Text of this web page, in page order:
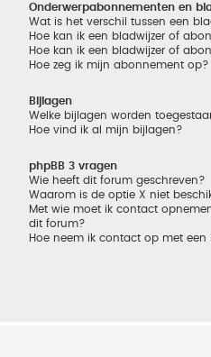
Onderwerpabonnementen en
Wat is het verschil tussen een
Hoe kan ik een bladwijzer of
Hoe kan ik een bladwijzer of
Hoe zeg ik mijn abonnement op?
Bijlagen
Welke bijlagen worden
Hoe vind ik al mijn bijlagen?
phpBB 3 vragen
Wie heeft dit forum geschreven?
Waarom is de optie X niet
Met wie moet ik contact
dit forum?
Hoe neem ik contact op met een